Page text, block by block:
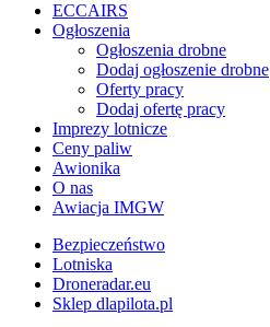
ECCAIRS
Ogłoszenia
Ogłoszenia drobne
Dodaj ogłoszenie drobne
Oferty pracy
Dodaj ofertę pracy
Imprezy lotnicze
Ceny paliw
Awionika
O nas
Awiacja IMGW
Bezpieczeństwo
Lotniska
Droneradar.eu
Sklep dlapilota.pl